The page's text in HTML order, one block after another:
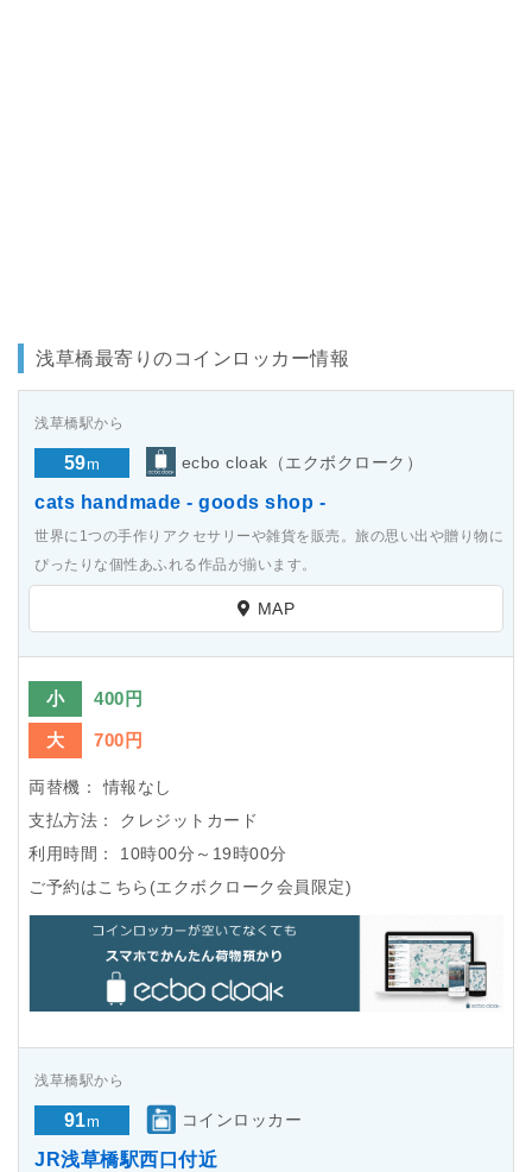
浅草橋最寄りのコインロッカー情報
浅草橋駅から
59m ecbo cloak（エクボクローク）
cats handmade - goods shop -
世界に1つの手作りアクセサリーや雑貨を販売。旅の思い出や贈り物に
ぴったりな個性あふれる作品が揃います。
MAP
小 400円
大 700円
両替機：
情報なし
支払方法：
クレジットカード
利用時間：
10時00分～19時00分
ご予約はこちら(エクボクローク会員限定)
浅草橋駅から
91m コインロッカー
JR浅草橋駅西口付近